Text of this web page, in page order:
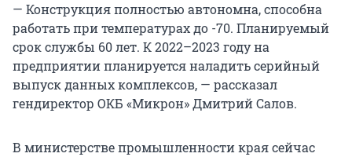
— Конструкция полностью автономна, способна
работать при температурах до -70. Планируемый
срок службы 60 лет. К 2022–2023 году на
предприятии планируется наладить серийный
выпуск данных комплексов, — рассказал
гендиректор ОКБ «Микрон» Дмитрий Салов.
В министерстве промышленности края сейчас